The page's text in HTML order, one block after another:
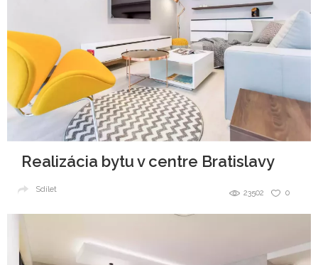
Realizácia bytu v centre Bratislavy
0
23502
Sdílet